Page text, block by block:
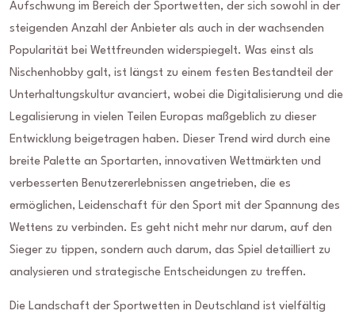
Aufschwung im Bereich der Sportwetten, der sich sowohl in der
steigenden Anzahl der Anbieter als auch in der wachsenden
Popularität bei Wettfreunden widerspiegelt. Was einst als
Nischenhobby galt, ist längst zu einem festen Bestandteil der
Unterhaltungskultur avanciert, wobei die Digitalisierung und die
Legalisierung in vielen Teilen Europas maßgeblich zu dieser
Entwicklung beigetragen haben. Dieser Trend wird durch eine
breite Palette an Sportarten, innovativen Wettmärkten und
verbesserten Benutzererlebnissen angetrieben, die es
ermöglichen, Leidenschaft für den Sport mit der Spannung des
Wettens zu verbinden. Es geht nicht mehr nur darum, auf den
Sieger zu tippen, sondern auch darum, das Spiel detailliert zu
analysieren und strategische Entscheidungen zu treffen.
Die Landschaft der Sportwetten in Deutschland ist vielfältig